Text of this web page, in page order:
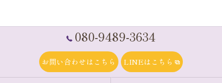
080-9489-3634
お問い合わせはこちら LINEはこちら